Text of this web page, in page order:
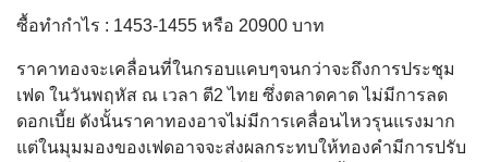
ซื้อทำกำไร : 1453-1455 หรือ 20900 บาท
ราคาทองจะเคลื่อนที่ในกรอบแคบๆจนกว่าจะถึงการประชุม
เฟด ในวันพฤหัส ณ เวลา ตี2 ไทย ซึ่งตลาดคาด ไม่มีการลด
ดอกเบี้ย ดังนั้นราคาทองอาจไม่มีการเคลื่อนไหวรุนแรงมาก
แต่ในมุมมองของเฟดอาจจะส่งผลกระทบให้ทองคำมีการปรับ